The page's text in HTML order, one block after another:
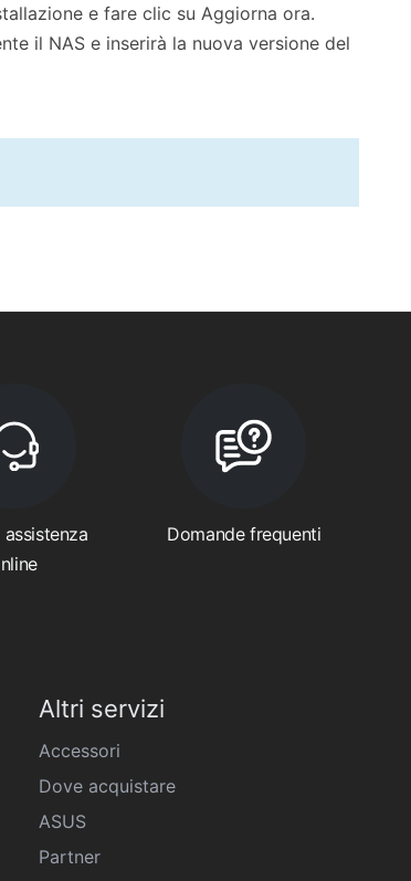
e fare clic su Aggiorna ora.
il NAS e inserirà la nuova versione del
Domande frequenti
Altri servizi
Accessori
Dove acquistare
ASUS
Partner